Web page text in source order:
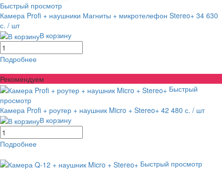
Быстрый просмотр
Камера Profi + наушники Магниты + микротелефон Stereo+ 34 630
с. / шт
В корзину
Подробнее
Рекомендуем
Быстрый
просмотр
Камера Profi + роутер + наушник Micro + Stereo+ 42 480 с. / шт
В корзину
Подробнее
Быстрый просмотр